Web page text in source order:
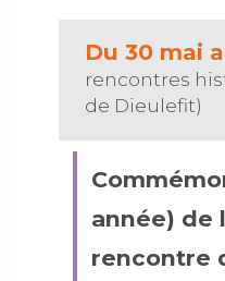
Du 30 mai
rencontres
de Dieulefit)
année) de
rencontre